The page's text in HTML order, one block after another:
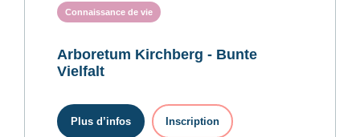
Connaissance de vie
Arboretum Kirchberg - Bunte
Vielfalt
Plus d’infos Inscription